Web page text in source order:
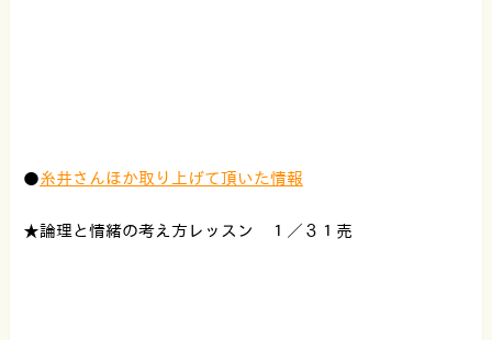
●糸井さんほか取り上げて頂いた情報
★論理と情緒の考え方レッスン １／３１売